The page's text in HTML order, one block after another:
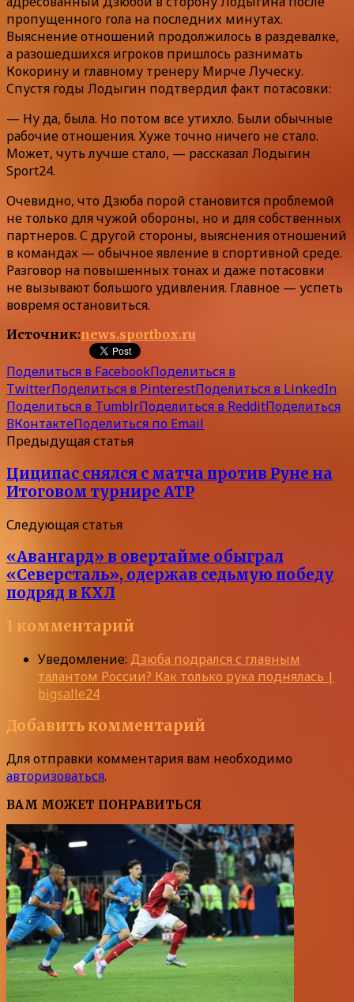
пропущенного гола на последних минутах.
Выяснение отношений продолжилось в раздевалке,
а разошедшихся игроков пришлось разнимать
Кокорину и главному тренеру Мирче Луческу.
Спустя годы Лодыгин подтвердил факт потасовки:
— Ну да, была. Но потом все утихло. Были обычные
рабочие отношения. Хуже точно ничего не стало.
Может, чуть лучше стало, — рассказал Лодыгин
Sport24.
Очевидно, что Дзюба порой становится проблемой
не только для чужой обороны, но и для собственных
партнеров. С другой стороны, выяснения отношений
в командах — обычное явление в спортивной среде.
Разговор на повышенных тонах и даже потасовки
не вызывают большого удивления. Главное — успеть
вовремя остановиться.
Источник:news.sportbox.ru
Поделиться в FacebookПоделиться в
TwitterПоделиться в PinterestПоделиться в LinkedIn
Поделиться в TumblrПоделиться в RedditПоделиться
ВКонтактеПоделиться по Email
Предыдущая статья
Циципас снялся с матча против Руне на
Итоговом турнире ATP
Следующая статья
«Авангард» в овертайме обыграл
«Северсталь», одержав седьмую победу
подряд в КХЛ
1 комментарий
Уведомление: Дзюба подрался с главным
талантом России? Как только рука поднялась |
bigsalle24
Добавить комментарий
Для отправки комментария вам необходимо
авторизоваться.
ВАМ МОЖЕТ ПОНРАВИТЬСЯ